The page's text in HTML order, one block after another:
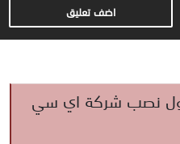
اضف تعليق
حول نصب شركة اي سي